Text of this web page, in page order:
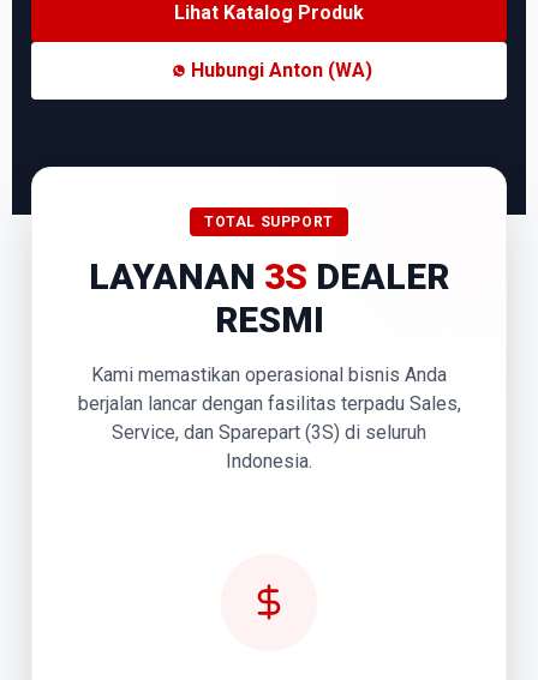
Lihat Katalog Produk
Hubungi Anton (WA)
TOTAL SUPPORT
LAYANAN 3S DEALER
RESMI
Kami memastikan operasional bisnis Anda
berjalan lancar dengan fasilitas terpadu Sales,
Service, dan Sparepart (3S) di seluruh
Indonesia.